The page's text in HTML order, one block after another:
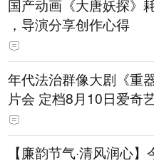
国产动画《大唐妖探》
，导演分享创作心得
年代法治群像大剧《重
片会 定档8月10日爱奇
【廉韵节气·清风润心